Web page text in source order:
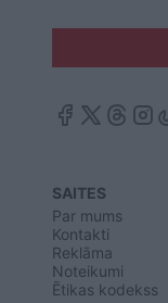
SAITES
Par mums
Kontakti
Reklāma
Noteikumi
Ētikas kodekss